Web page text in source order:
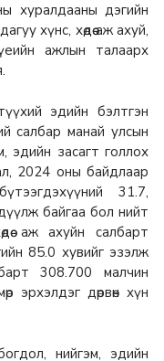
хуралдааны дэгийн
хүнс, хөдөө аж ахуй,
ажлын талаарх
эдийн бэлтгэн
салбар манай улсын
эдийн засагт голлох
2024 оны байдлаар
31.7,
байгаа бол нийт
аж ахуйн салбарт
85.0 хувийг эзэлж
308.700 малчин
эрхэлдэг дөрвөн хүн
нийгэм, эдийн